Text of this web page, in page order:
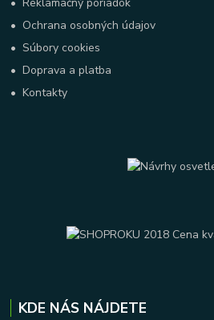
• Ochrana osobných údajov
•Súbory cookies
•Doprava a platba
•Kontakty
KDE NÁS NÁJDETE